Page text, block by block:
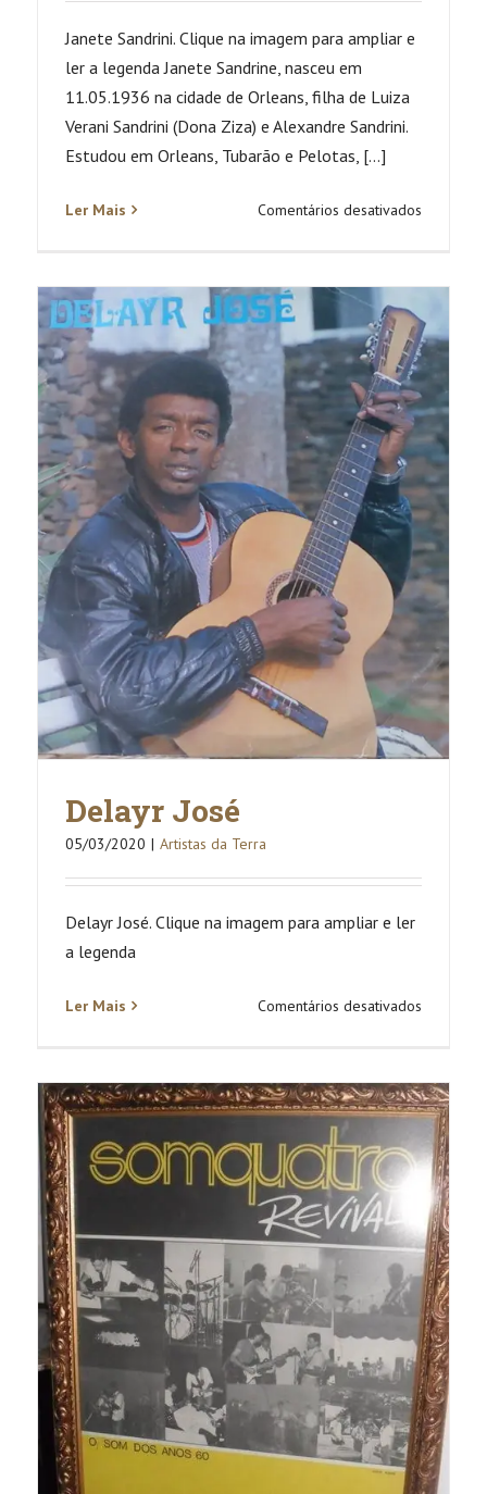
Janete Sandrini. Clique na imagem para ampliar e
ler a legenda Janete Sandrine, nasceu em
11.05.1936 na cidade de Orleans, filha de Luiza
Verani Sandrini (Dona Ziza) e Alexandre Sandrini.
Estudou em Orleans, Tubarão e Pelotas, [...]
Ler Mais Comentários desativados
Delayr José
05/03/2020 | Artistas da Terra
Delayr José. Clique na imagem para ampliar e ler
a legenda
Ler Mais Comentários desativados